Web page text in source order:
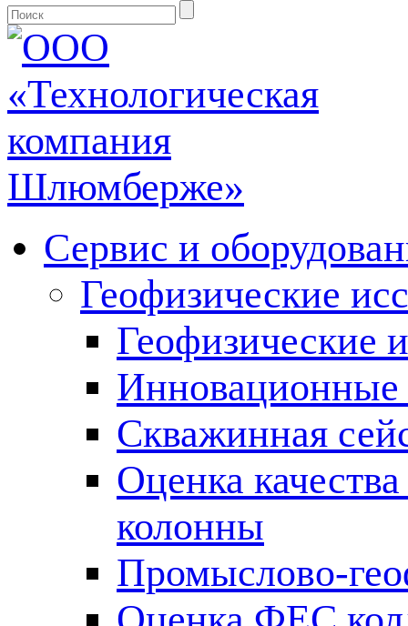
Сервис и
Геофизические
Геофизические
Инновационные
Скважинная
Оценка
колонны
Промыслово-